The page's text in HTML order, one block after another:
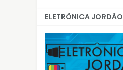
ELETRÔNICA JORDÃO